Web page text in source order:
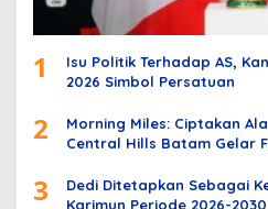
1
Isu Politik Terhadap AS,
2026 Simbol Persatuan
2
Morning Miles: Ciptakan
Central Hills Batam Gelar
3
Dedi Ditetapkan Sebagai
Karimun Periode 2026-2030